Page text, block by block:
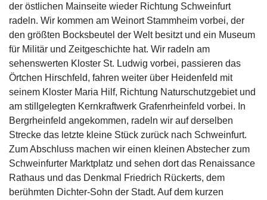
der östlichen Mainseite wieder Richtung Schweinfurt
radeln. Wir kommen am Weinort Stammheim vorbei, der
den größten Bocksbeutel der Welt besitzt und ein Museum
für Militär und Zeitgeschichte hat. Wir radeln am
sehenswerten Kloster St. Ludwig vorbei, passieren das
Örtchen Hirschfeld, fahren weiter über Heidenfeld mit
seinem Kloster Maria Hilf, Richtung Naturschutzgebiet und
am stillgelegten Kernkraftwerk Grafenrheinfeld vorbei. In
Bergrheinfeld angekommen, radeln wir auf derselben
Strecke das letzte kleine Stück zurück nach Schweinfurt.
Zum Abschluss machen wir einen kleinen Abstecher zum
Schweinfurter Marktplatz und sehen dort das Renaissance
Rathaus und das Denkmal Friedrich Rückerts, dem
berühmten Dichter-Sohn der Stadt. Auf dem kurzen